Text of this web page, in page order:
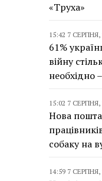
«Труха»
15:42 7 СЕРПНЯ,
61%
війну
необхідно
15:02 7 СЕРПНЯ,
Нова
собаку на
14:59 7 СЕРПНЯ,